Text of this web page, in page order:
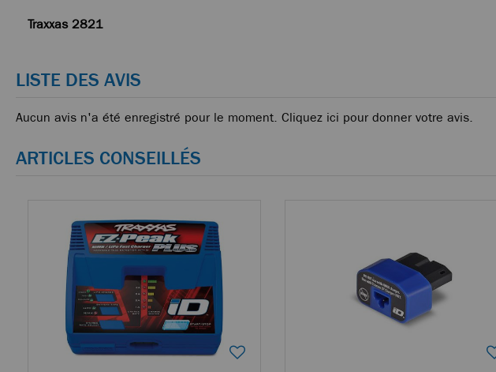
Traxxas 2821
LISTE DES AVIS
Aucun avis n'a été enregistré pour le moment. Cliquez ici pour donner votre avis.
ARTICLES CONSEILLÉS